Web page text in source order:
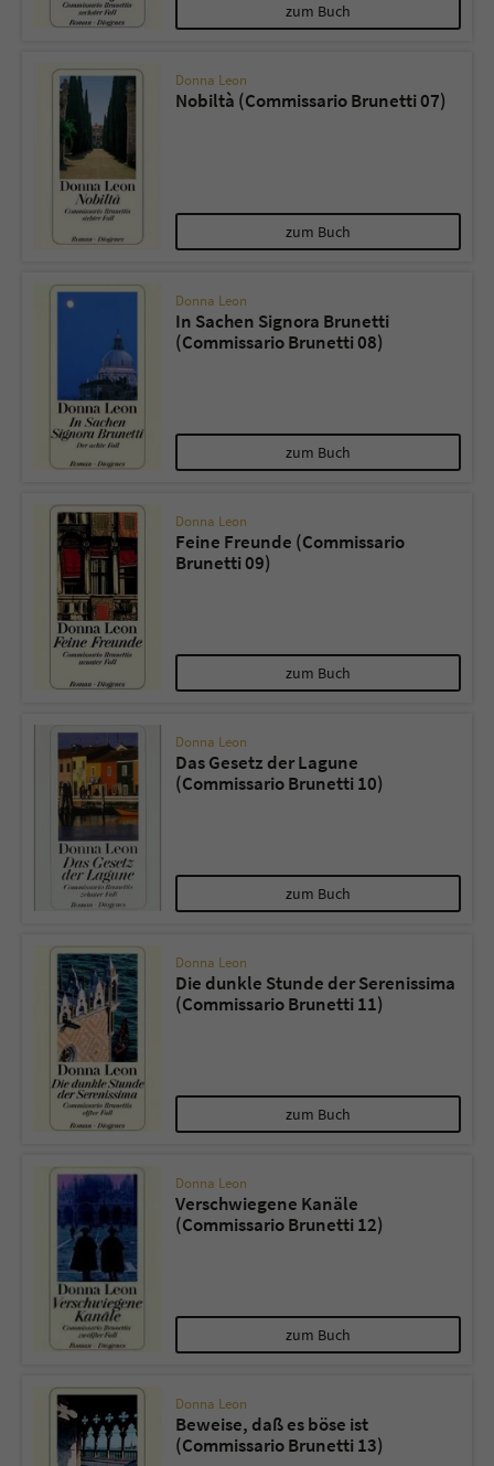
zum Buch
Donna Leon
Nobiltà (Commissario Brunetti 07)
zum Buch
Donna Leon
In Sachen Signora Brunetti
(Commissario Brunetti 08)
zum Buch
Donna Leon
Feine Freunde (Commissario
Brunetti 09)
zum Buch
Donna Leon
Das Gesetz der Lagune
(Commissario Brunetti 10)
zum Buch
Donna Leon
Die dunkle Stunde der Serenissima
(Commissario Brunetti 11)
zum Buch
Donna Leon
Verschwiegene Kanäle
(Commissario Brunetti 12)
zum Buch
Donna Leon
Beweise, daß es böse ist
(Commissario Brunetti 13)